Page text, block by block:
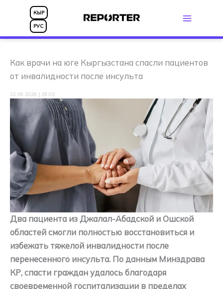
Перейти
содержимому
КЫР
РУС
Как врачи на юге Кыргызстана спасли пациентов
от инвалидности после инсульта
12.06.2026 | 16:03
Два пациента из Джалал-Абадской и Ошской
областей смогли полностью восстановиться и
избежать тяжелой инвалидности после
перенесенного инсульта. По данным Минздрава
КР, спасти граждан удалось благодаря
своевременной госпитализации в пределах